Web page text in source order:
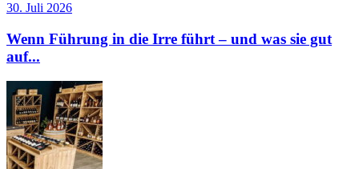
30. Juli 2026
Wenn Führung in die Irre führt – und was sie gut
auf...